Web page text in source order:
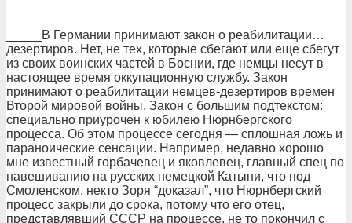
_____В Германии принимают закон о реабилитации…
дезертиров. Нет, не тех, которые сбегают или еще сбегут
из своих воинских частей в Боснии, где немцы несут в
настоящее время оккупационную службу. Закон
принимают о реабилитации немцев-дезертиров времен
Второй мировой войны. Закон с большим подтекстом:
специально приурочен к юбилею Нюрнбергского
процесса. Об этом процессе сегодня — сплошная ложь и
параноические сенсации. Например, недавно хорошо
мне известный горбачевец и яковлевец, главный спец по
навешиванию на русских немецкой Катыни, что под
Смоленском, некто Зоря “доказал”, что Нюрнбергский
процесс закрыли до срока, потому что его отец,
представлявший СССР на процессе, не то покончил с